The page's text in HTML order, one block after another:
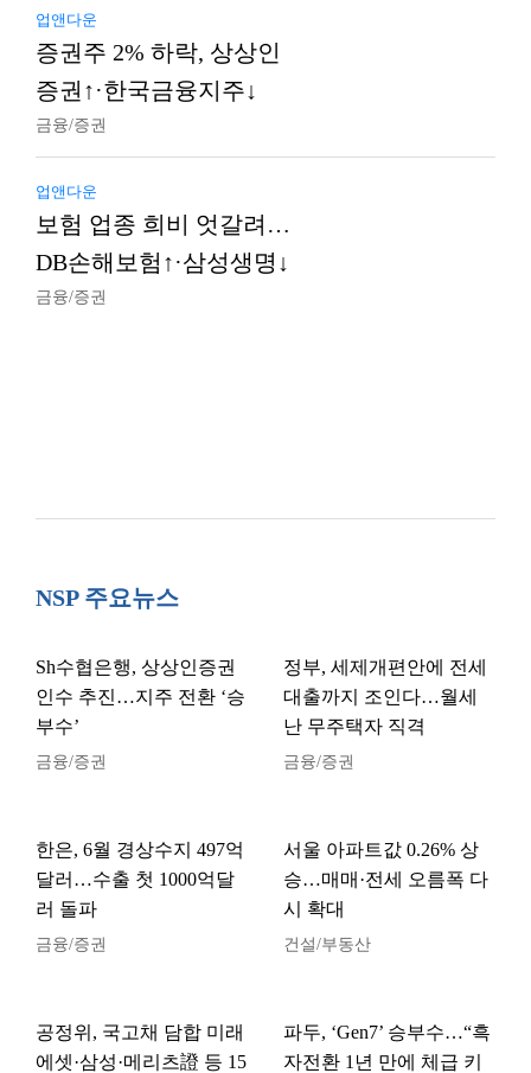
업앤다운
증권주 2% 하락, 상상인
증권↑·한국금융지주↓
금융/증권
업앤다운
보험 업종 희비 엇갈려…
DB손해보험↑·삼성생명↓
금융/증권
NSP 주요뉴스
Sh수협은행, 상상인증권
인수 추진…지주 전환 ‘승
부수’
금융/증권
정부, 세제개편안에 전세
대출까지 조인다…월세
난 무주택자 직격
금융/증권
한은, 6월 경상수지 497억
달러…수출 첫 1000억달
러 돌파
금융/증권
서울 아파트값 0.26% 상
승…매매·전세 오름폭 다
시 확대
건설/부동산
공정위, 국고채 담합 미래
에셋·삼성·메리츠證 등 15
파두, ‘Gen7’ 승부수…“흑
자전환 1년 만에 체급 키